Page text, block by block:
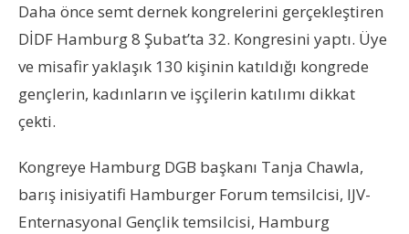
Daha önce semt dernek kongrelerini gerçekleştiren
DİDF Hamburg 8 Şubat’ta 32. Kongresini yaptı. Üye
ve misafir yaklaşık 130 kişinin katıldığı kongrede
gençlerin, kadınların ve işçilerin katılımı dikkat
çekti.
Kongreye Hamburg DGB başkanı Tanja Chawla,
barış inisiyatifi Hamburger Forum temsilcisi, IJV-
Enternasyonal Gençlik temsilcisi, Hamburg